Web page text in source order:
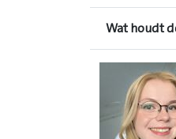
Wat houdt